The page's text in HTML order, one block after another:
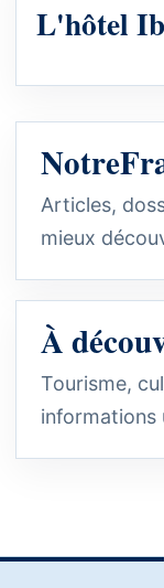
L'hôtel
Articles,
mieux
À
Tourisme,
informations